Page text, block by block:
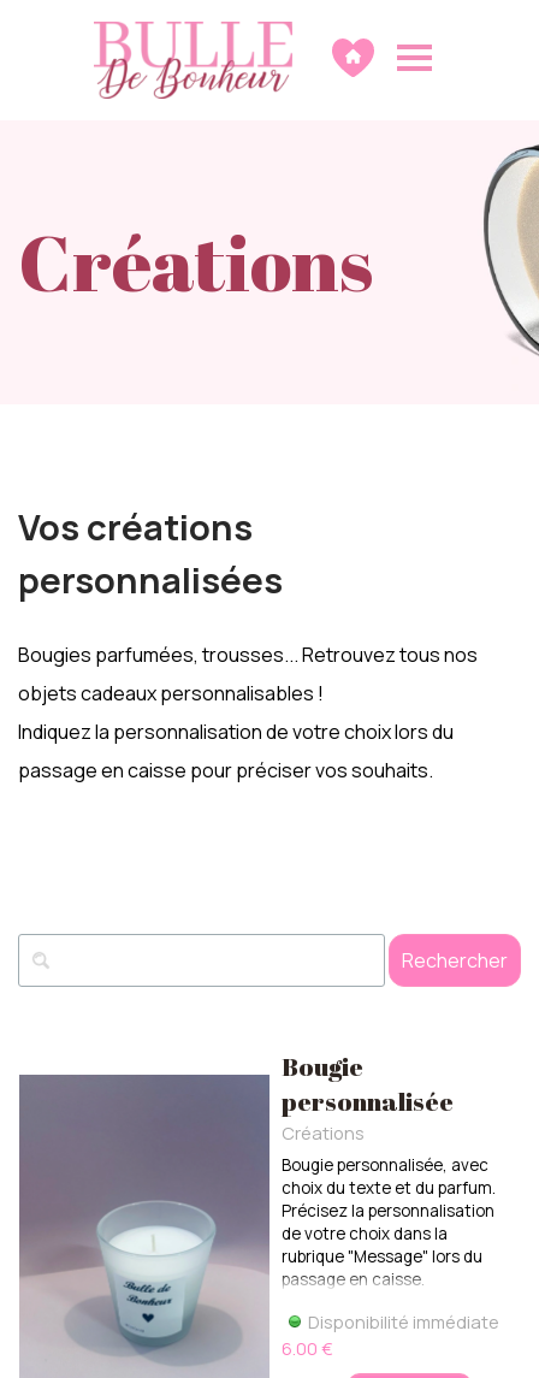
Créations
Vos créations
personnalisées
Bougies parfumées, trousses... Retrouvez tous nos
objets cadeaux personnalisables !
Indiquez la personnalisation de votre choix lors du
passage en caisse pour préciser vos souhaits.
Rechercher
Bougie
personnalisée
Créations
Bougie personnalisée, avec
choix du texte et du parfum.
Précisez la personnalisation
de votre choix dans la
rubrique "Message" lors du
passage en caisse.
Disponibilité immédiate
6.00 €